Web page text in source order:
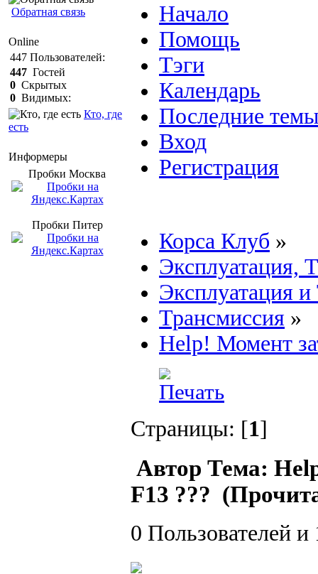
Обратная связь
Online
447 Пользователей:
447 Гостей
0 Скрытых
0 Видимых:
Кто, где
есть
Информеры
Пробки Mосква
Пробки Питер
Начало
Помощь
Тэги
Календарь
Последние
Вход
Регистрация
Корса Клуб »
Эксплуатация,
Эксплуатация
Трансмиссия »
Help! Момент
Страницы: [1]
Автор Тема:
F13 ???
0 Пользователей